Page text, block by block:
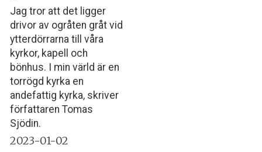
Jag tror att det ligger
drivor av ogråten gråt vid
ytterdörrarna till våra
kyrkor, kapell och
bönhus. I min värld är en
torrögd kyrka en
andefattig kyrka, skriver
författaren Tomas
Sjödin.
2023-01-02